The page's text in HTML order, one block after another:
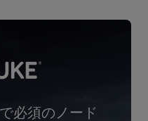
必須のノード